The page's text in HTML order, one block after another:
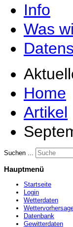
Info
Was
Home
Artikel
Suchen ...
Hauptmenü
Startseite
Login
Wetterdaten
Datenbank
Gewitterdaten